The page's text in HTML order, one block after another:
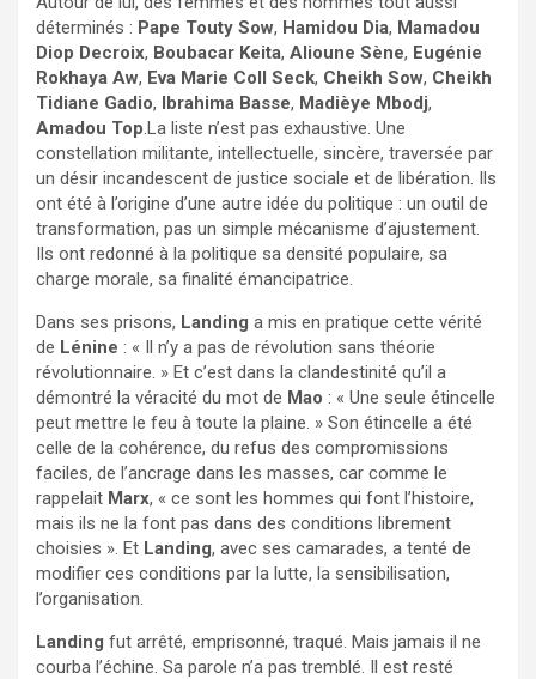
déterminés : Pape Touty Sow, Hamidou Dia, Mamadou
Diop Decroix, Boubacar Keita, Alioune Sène, Eugénie
Rokhaya Aw, Eva Marie Coll Seck, Cheikh Sow, Cheikh
Tidiane Gadio, Ibrahima Basse, Madièye Mbodj,
Amadou Top .La liste n’est pas exhaustive. Une
constellation militante, intellectuelle, sincère, traversée par
un désir incandescent de justice sociale et de libération. Ils
ont été à l’origine d’une autre idée du politique : un outil de
transformation, pas un simple mécanisme d’ajustement.
Ils ont redonné à la politique sa densité populaire, sa
charge morale, sa finalité émancipatrice.
Dans ses prisons, Landing a mis en pratique cette vérité
de Lénine : « Il n’y a pas de révolution sans théorie
révolutionnaire. » Et c’est dans la clandestinité qu’il a
démontré la véracité du mot de Mao : « Une seule étincelle
peut mettre le feu à toute la plaine. » Son étincelle a été
celle de la cohérence, du refus des compromissions
faciles, de l’ancrage dans les masses, car comme le
rappelait Marx, « ce sont les hommes qui font l’histoire,
mais ils ne la font pas dans des conditions librement
choisies ». Et Landing, avec ses camarades, a tenté de
modifier ces conditions par la lutte, la sensibilisation,
l’organisation.
Landing fut arrêté, emprisonné, traqué. Mais jamais il ne
courba l’échine. Sa parole n’a pas tremblé. Il est resté